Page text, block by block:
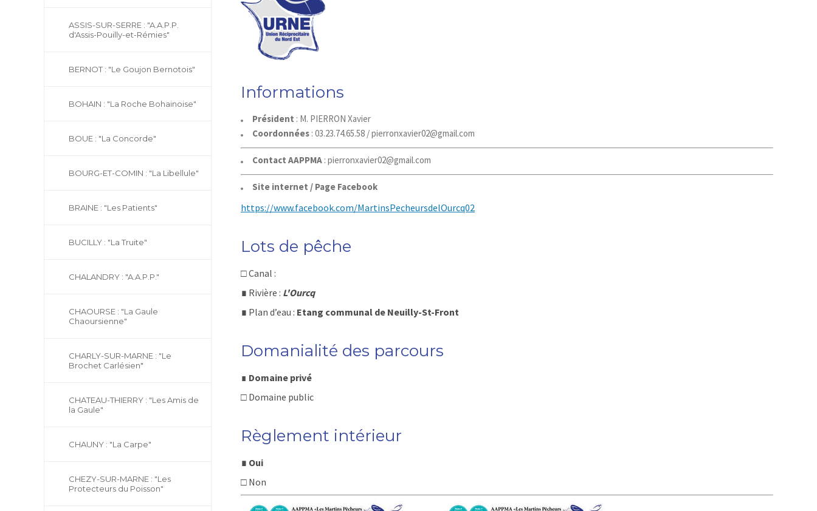
ASSIS-SUR-SERRE : "A.A.P.P.
d'Assis-Pouilly-et-Rémies"
BERNOT : "Le Goujon Bernotois"
BOHAIN : "La Roche Bohainoise"
BOUE : "La Concorde"
BOURG-ET-COMIN : "La Libellule"
BRAINE : "Les Patients"
BUCILLY : "La Truite"
CHALANDRY : "A.A.P.P."
CHAOURSE : "La Gaule
Chaoursienne"
CHARLY-SUR-MARNE : "Le
Brochet Carlésien"
CHATEAU-THIERRY : "Les Amis de
la Gaule"
CHAUNY : "La Carpe"
CHEZY-SUR-MARNE : "Les
Protecteurs du Poisson"
Informations
Président : M. PIERRON Xavier
Coordonnées : 03.23.74.65.58 /pierronxavier02@gmail.com
Contact AAPPMA : pierronxavier02@gmail.com
Site internet / Page Facebook
https://www.facebook.com/MartinsPecheursdelOurcq02
Lots de pêche
□Canal :
∎ Rivière : L'Ourcq
∎ Plan d’eau : Etang communal de Neuilly-St-Front
Domanialité des parcours
∎ Domaine privé
□ Domaine public
Règlement intérieur
∎ Oui
□ Non